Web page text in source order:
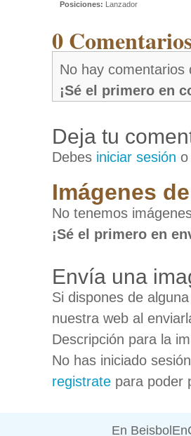
Posiciones: Lanzador
0
No hay comentarios
¡Sé el primero en
Deja tu
Debes iniciar sesión
Imágenes
No tenemos
¡Sé el primero en
Envía una
Si dispones de
nuestra web al
Descripción para la
No has iniciado
registrate para poder
En